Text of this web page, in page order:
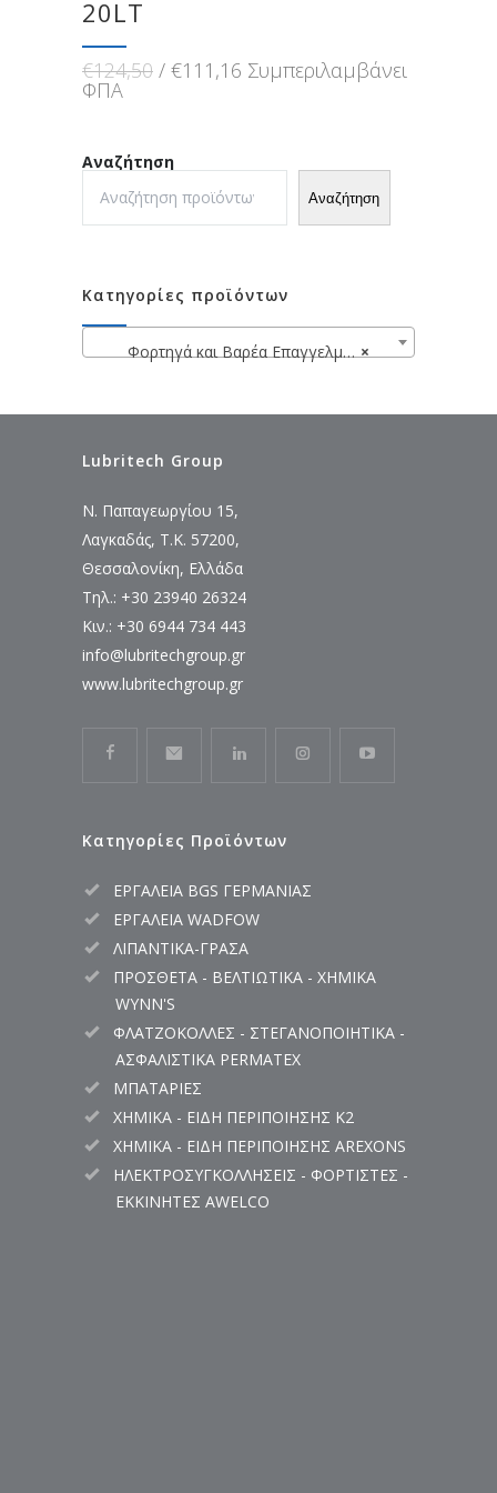
20LT
€124,50Original
€111,16 Η
τρέχουσα
Συμπεριλαμβάνει
ΦΠΑ
Αναζήτηση
Αναζήτηση
Κατηγορίες προϊόντων
×
Φορτηγά και Βαρέα Επαγγελματικά Οχήματα
Lubritech Group
Ν. Παπαγεωργίου 15,
Λαγκαδάς, Τ.Κ. 57200,
Θεσσαλονίκη, Ελλάδα
Τηλ.: +30 23940 26324
Κιν.: +30 6944 734 443
info@lubritechgroup.gr
www.lubritechgroup.gr
Κατηγορίες Προϊόντων
ΕΡΓΑΛΕΙΑ BGS ΓΕΡΜΑΝΙΑΣ
ΕΡΓΑΛΕΙΑ WADFOW
ΛΙΠΑΝΤΙΚΑ-ΓΡΑΣΑ
ΠΡΟΣΘΕΤΑ - ΒΕΛΤΙΩΤΙΚΑ - ΧΗΜΙΚΑ
WYNN'S
ΦΛΑΤΖΟΚΟΛΛΕΣ - ΣΤΕΓΑΝΟΠΟΙΗΤΙΚΑ -
ΑΣΦΑΛΙΣΤΙΚΑ PERMATEX
ΜΠΑΤΑΡΙΕΣ
ΧΗΜΙΚΑ - ΕΙΔΗ ΠΕΡΙΠΟΙΗΣΗΣ K2
ΧΗΜΙΚΑ - ΕΙΔΗ ΠΕΡΙΠΟΙΗΣΗΣ AREXONS
ΗΛΕΚΤΡΟΣΥΓΚΟΛΛΗΣΕΙΣ - ΦΟΡΤΙΣΤΕΣ -
ΕΚΚΙΝΗΤΕΣ AWELCO